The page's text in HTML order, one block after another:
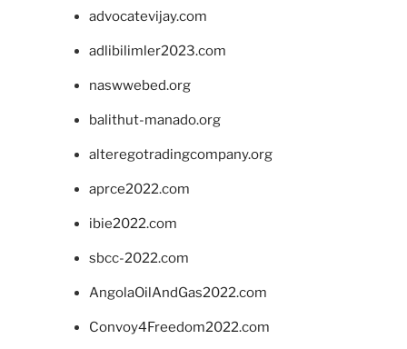
advocatevijay.com
adlibilimler2023.com
naswwebed.org
balithut-manado.org
alteregotradingcompany.org
aprce2022.com
ibie2022.com
sbcc-2022.com
AngolaOilAndGas2022.com
Convoy4Freedom2022.com